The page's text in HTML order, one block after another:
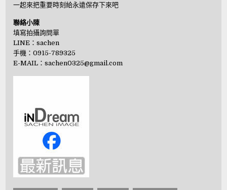
一起來把重要時刻給永遠保存下來吧
聯絡小陳
填寫拍攝詢問單
LINE：sachen
手機：0915-789325
E-MAIL：sachen0325@gmail.com